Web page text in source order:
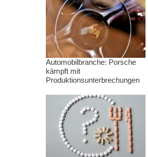
Automobilbranche: Porsche
kämpft mit
Produktionsunterbrechungen